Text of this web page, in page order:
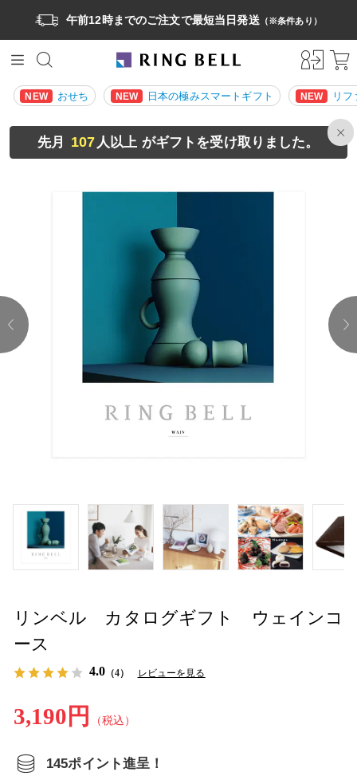
午前12時までのご注文で最短当日発送（※条件あり）
NEW おせち NEW 日本の極みスマートギフト NEW リ
先月 107 人以上 がギフトを受け取りました。
prev
リンベル カタログギフト ウェインコ
ース
4.0 （4） レビューを見る
3,190円 （税込）
145ポイント進呈！